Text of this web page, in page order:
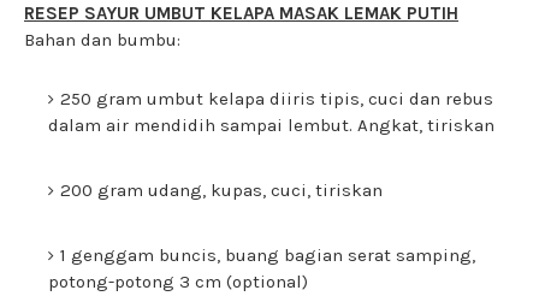
RESEP SAYUR UMBUT KELAPA MASAK LEMAK PUTIH
Bahan dan bumbu:
250 gram umbut kelapa diiris tipis, cuci dan rebus
dalam air mendidih sampai lembut. Angkat, tiriskan
200 gram udang, kupas, cuci, tiriskan
1 genggam buncis, buang bagian serat samping,
potong-potong 3 cm (optional)